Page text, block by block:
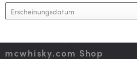
mcwhisky.com Shop